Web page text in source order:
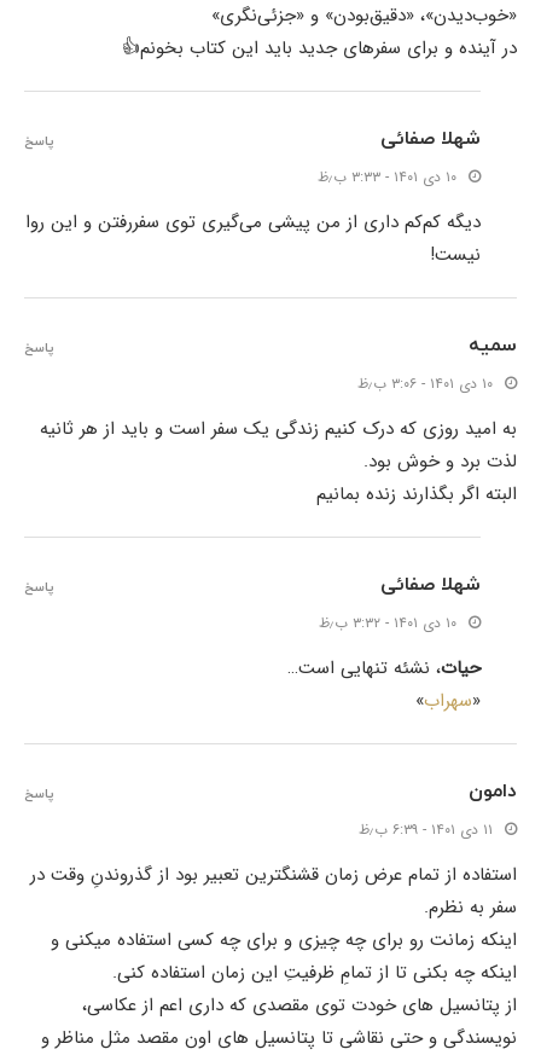
«خوب‌دیدن»، «دقیق‌بودن» و «جزئی‌نگری»
در آینده و برای سفرهای جدید باید این کتاب بخونم👍
شهلا صفائی
۱۰ دی ۱۴۰۱ - ۳:۳۳ ب٫ظ
دیگه کم‌کم داری از من پیشی می‌گیری توی سفررفتن و این روا
نیست!
پاسخ
سمیه
۱۰ دی ۱۴۰۱ - ۳:۰۶ ب٫ظ
به امید روزی که درک کنیم زندگی یک سفر است و باید از هر ثانیه
لذت برد و خوش بود.
البته اگر بگذارند زنده بمانیم
پاسخ
شهلا صفائی
۱۰ دی ۱۴۰۱ - ۳:۳۲ ب٫ظ
حیات، نشئه تنهایی است…
«سهراب»
پاسخ
دامون
۱۱ دی ۱۴۰۱ - ۶:۳۹ ب٫ظ
استفاده از تمام عرض زمان قشنگترین تعبیر بود از گذروندنِ وقت در
سفر به نظرم.
اینکه زمانت رو برای چه چیزی و برای چه کسی استفاده میکنی و
اینکه چه بکنی تا از تمامِ ظرفیتِ این زمان استفاده کنی.
از پتانسیل های خودت توی مقصدی که داری اعم از عکاسی،
نویسندگی و حتی نقاشی تا پتانسیل های اون مقصد مثل مناظر و
پاسخ